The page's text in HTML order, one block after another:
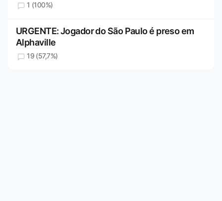
1 (100%)
URGENTE: Jogador do São Paulo é preso em
Alphaville
19 (57,7%)